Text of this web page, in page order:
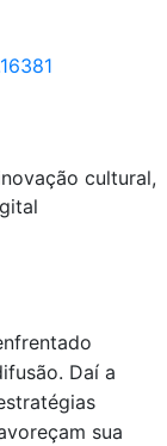
cultural,
Daí a
sua